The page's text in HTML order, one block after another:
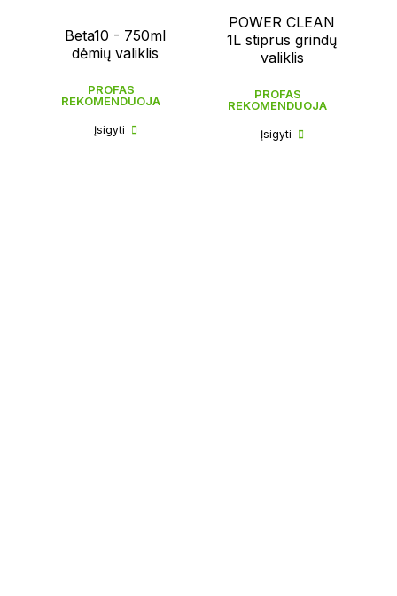
Beta10 - 750ml
dėmių valiklis
PROFAS
REKOMENDUOJA
Įsigyti
POWER CLEAN
1L stiprus grindų
valiklis
PROFAS
REKOMENDUOJA
Įsigyti